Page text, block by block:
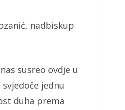
nadbiskup
susreo ovdje u
jednu
duha prema